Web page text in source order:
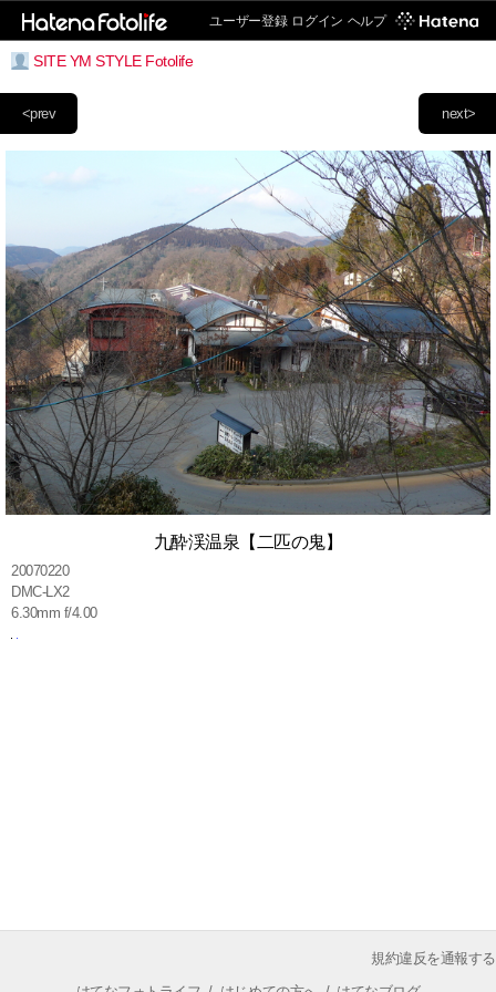
ユーザー登録 ログイン ヘルプ
SITE YM STYLE Fotolife
next>
<prev
九酔渓温泉【二匹の鬼】
20070220
DMC-LX2
6.30mm f/4.00
規約違反を通報する